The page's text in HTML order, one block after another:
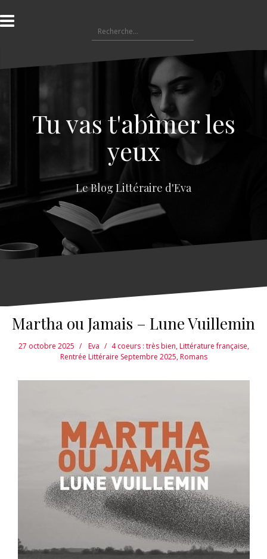
l
a
e
e
Tu vas t'abîmer les
yeux
Le Blog Littéraire d'Eva
Martha ou Jamais – Lune Vuillemin
27 octobre 2025 Eva 4 coeurs : très bien,Littérature française,
Rentrée Littéraire Septembre 2025,Romans